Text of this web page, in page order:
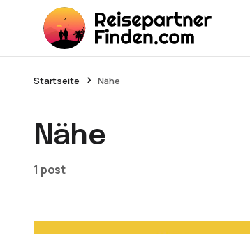
Startseite Nähe
Nähe
1 post